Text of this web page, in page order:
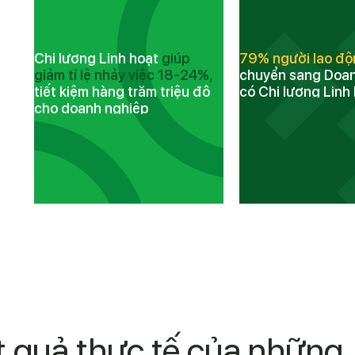
Chi lương Linh hoạt giúp
giảm tỉ lệ nhảy việc 18-24%,
tiết kiệm hàng trăm triệu đô
cho doanh nghiệp
79% người lao
chuyển sang
có Chi lương Linh